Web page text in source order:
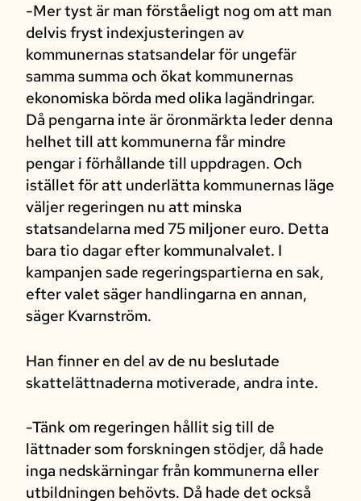
-Mer tyst är man förståeligt nog om att man
delvis fryst indexjusteringen av
kommunernas statsandelar för ungefär
samma summa och ökat kommunernas
ekonomiska börda med olika lagändringar.
Då pengarna inte är öronmärkta leder denna
helhet till att kommunerna får mindre
pengar i förhållande till uppdragen. Och
istället för att underlätta kommunernas läge
väljer regeringen nu att minska
statsandelarna med 75 miljoner euro. Detta
bara tio dagar efter kommunalvalet. I
kampanjen sade regeringspartierna en sak,
efter valet säger handlingarna en annan,
säger Kvarnström.
Han finner en del av de nu beslutade
skattelättnaderna motiverade, andra inte.
-Tänk om regeringen hållit sig till de
lättnader som forskningen stödjer, då hade
inga nedskärningar från kommunerna eller
utbildningen behövts. Då hade det också